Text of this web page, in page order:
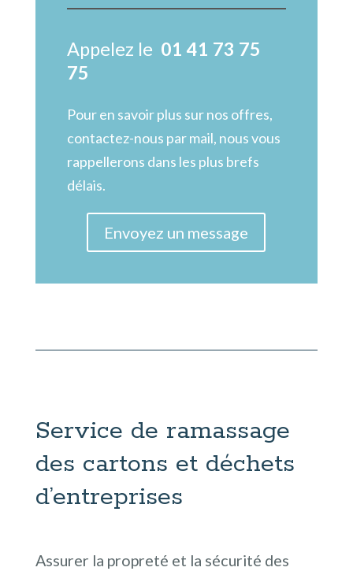
Appelez le 01 41 73 75
75
Pour en savoir plus sur nos offres,
contactez-nous par mail, nous vous
rappellerons dans les plus brefs
délais.
Envoyez un message
Service de ramassage
des cartons et déchets
d’entreprises
Assurer la propreté et la sécurité des